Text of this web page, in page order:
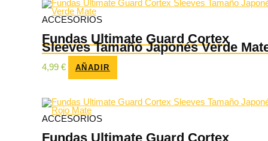
ACCESORIOS
Fundas Ultimate Guard Cortex
Sleeves Tamaño Japonés Verde
4,99 € AÑADIR
ACCESORIOS
Fundas Ultimate Guard Cortex